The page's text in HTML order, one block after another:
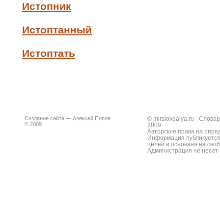
Истопник
Истоптанный
Истоптать
Создание сайта — Алексей Попов
© 2009
© mirslovdalya.ru -
2009
Авторские права на
Информация
целей и основана на
Администрация не несет